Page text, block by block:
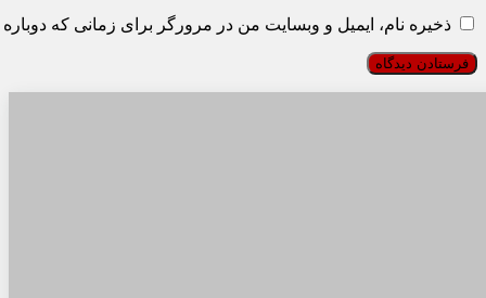
ذخیره نام، ایمیل و وبسایت من در مرورگر برای زمانی که